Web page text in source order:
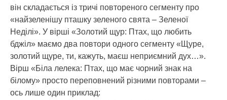
він складається із тричі повтореного сегменту про
«найзеленішу пташку зеленого свята – Зеленої
Неділі». У вірші «Золотий щур: Птах, що любить
бджіл» маємо два повтори одного сегменту «Щуре,
золотий щуре, ти, кажуть, маєш неприємний дух…».
Вірш «Біла лелека: Птах, що має чорний знак на
білому» просто переповнений різними повторами –
ось лише один приклад: